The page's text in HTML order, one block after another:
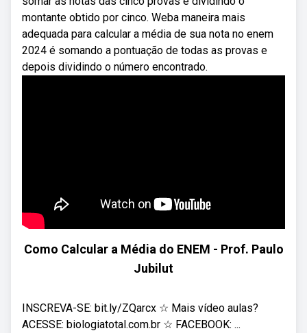
montante obtido por cinco. Weba maneira mais
adequada para calcular a média de sua nota no enem
2024 é somando a pontuação de todas as provas e
depois dividindo o número encontrado.
Como Calcular a Média do ENEM - Prof. Paulo
Jubilut
INSCREVA-SE: bit.ly/ZQarcx ☆ Mais vídeo aulas?
ACESSE: biologiatotal.com.br ☆ FACEBOOK: ...